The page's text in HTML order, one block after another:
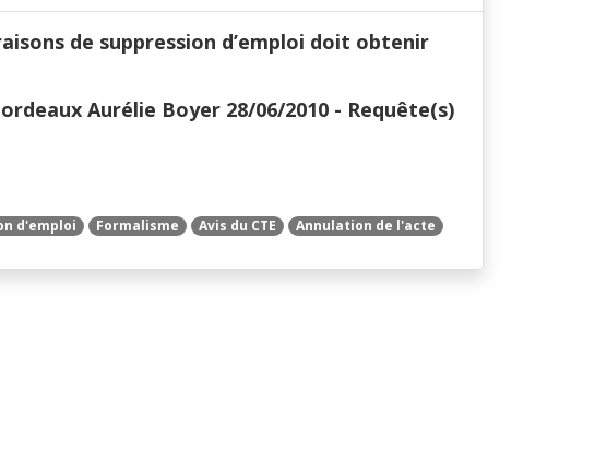
de suppression d’emploi doit obtenir
Aurélie Boyer 28/06/2010 - Requête(s)
d'emploi Formalisme Avis du CTE Annulation de l'acte